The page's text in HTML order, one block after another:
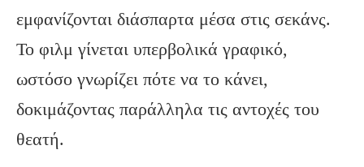
εμφανίζονται διάσπαρτα μέσα στις σεκάνς.
Το φιλμ γίνεται υπερβολικά γραφικό,
ωστόσο γνωρίζει πότε να το κάνει,
δοκιμάζοντας παράλληλα τις αντοχές του
θεατή.